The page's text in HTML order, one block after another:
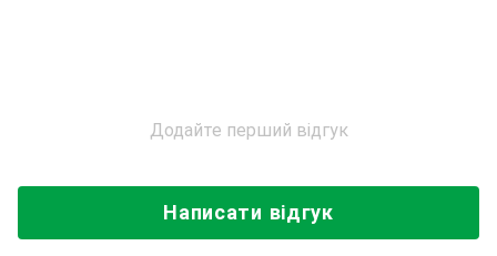
Додайте перший відгук
Написати відгук